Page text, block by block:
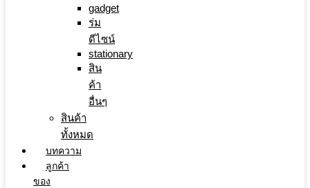
gadget
ร่ม
ดีไซน์
stationary
สิน
ค้า
อื่นๆ
สินค้า
ทั้งหมด
บทความ
ลูกค้า
ของ